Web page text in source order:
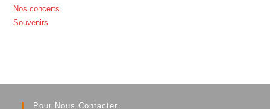
Nos concerts
Souvenirs
Pour Nous Contacter